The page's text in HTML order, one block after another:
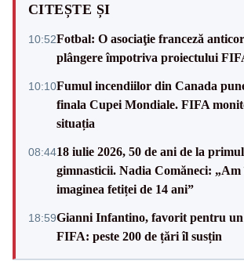
CITEȘTE ȘI
10:52Fotbal: O asociaţie franceză
plângere împotriva proiectului
10:10Fumul incendiilor din Canada
finala Cupei Mondiale. FIFA
situația
08:4418 iulie 2026, 50 de ani de la
gimnasticii. Nadia Comăneci:
imaginea fetiței de 14 ani”
18:59Gianni Infantino, favorit pentru
FIFA: peste 200 de țări îl susțin